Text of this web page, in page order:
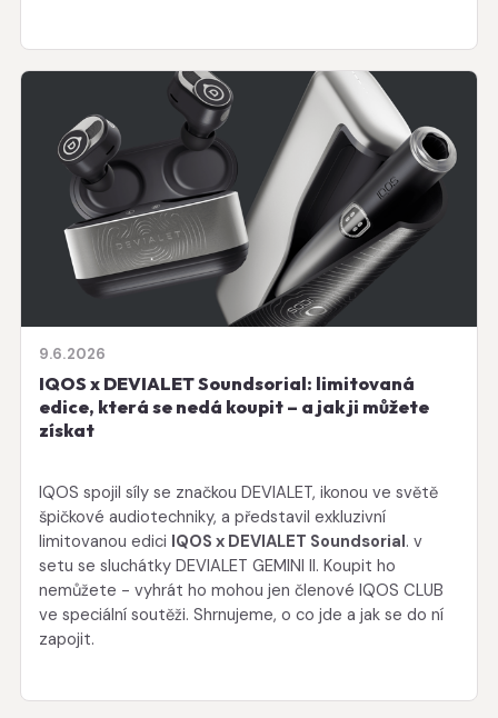
9.6.2026
IQOS x DEVIALET Soundsorial: limitovaná
edice, která se nedá koupit – a jak ji můžete
získat
IQOS spojil síly se značkou DEVIALET, ikonou ve světě
špičkové audiotechniky, a představil exkluzivní
limitovanou edici IQOS x DEVIALET Soundsorial. v
setu se sluchátky DEVIALET GEMINI II. Koupit ho
nemůžete - vyhrát ho mohou jen členové IQOS CLUB
ve speciální soutěži. Shrnujeme, o co jde a jak se do ní
zapojit.